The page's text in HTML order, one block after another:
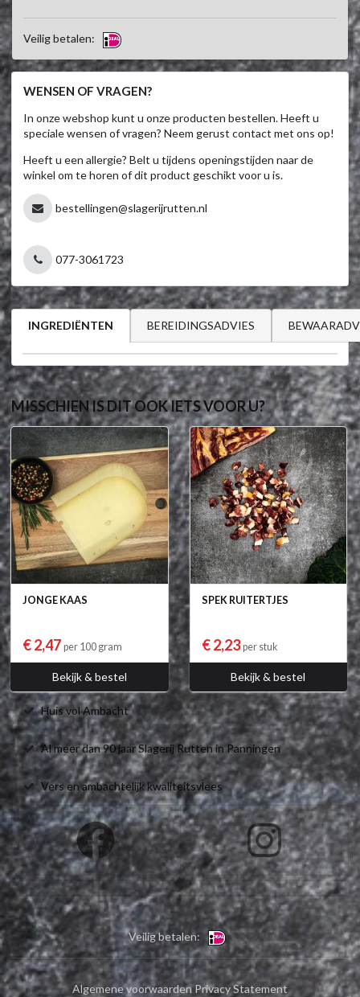
Veilig betalen:
WENSEN OF VRAGEN?
In onze webshop kunt u onze producten bestellen. Heeft u
speciale wensen of vragen? Neem gerust contact met ons op!
Heeft u een allergie? Belt u tijdens openingstijden naar de
winkel om te horen of dit product geschikt voor u is.
bestellingen@slagerijrutten.nl
077-3061723
INGREDIËNTEN BEREIDINGSADVIES
MISSCHIEN IS DIT OOK IETS VOOR U?
JONGE KAAS
€ 2,47 per 100 gram
Bekijk & bestel
SPEK RUITERTJES
€ 2,23per stuk
Bekijk & bestel
Huis vol Ambacht
Al meer dan 90 jaar Slagerij Rutten in Panningen
Vers en ambachtelijk kwaliteitsvlees
Veilig betalen:
Algemene voorwaarden Privacy Statement